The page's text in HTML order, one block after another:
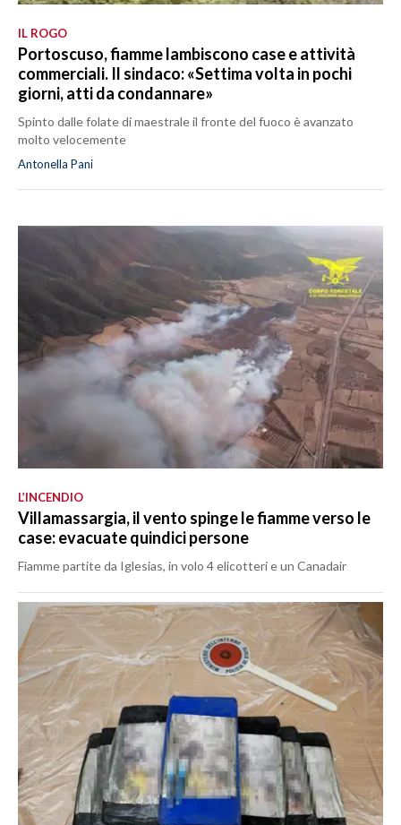
IL ROGO
Portoscuso, fiamme lambiscono case e attività
commerciali. Il sindaco: «Settima volta in pochi
giorni, atti da condannare»
Spinto dalle folate di maestrale il fronte del fuoco è avanzato
molto velocemente
Antonella Pani
L’INCENDIO
Villamassargia, il vento spinge le fiamme verso le
case: evacuate quindici persone
Fiamme partite da Iglesias, in volo 4 elicotteri e un Canadair